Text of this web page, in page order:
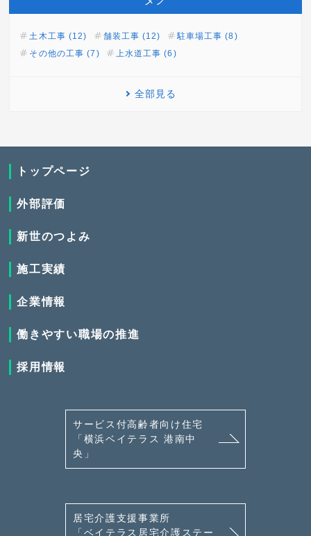
土木工事 (12) 舗装工事 (12)
駐車場工事 (8)
その他の工事 (7)
上水道工事 (6)
全部見る
トップページ
外部評価
新世のつよみ
施工実績
企業情報
働きやすい職場の推進
採用情報
サービス付高齢者向け住宅
「横浜ベイテラス 港南中
央」
居宅介護支援事業所
「ベイテラス居宅介護ステー